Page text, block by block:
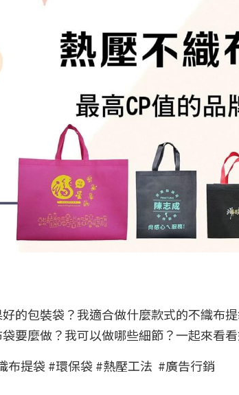
的包裝袋？我適合做什麼款式的不織布
要麼做？我可以做哪些細節？一起來看
布提袋 #環保袋 #熱壓工法  #廣告行銷